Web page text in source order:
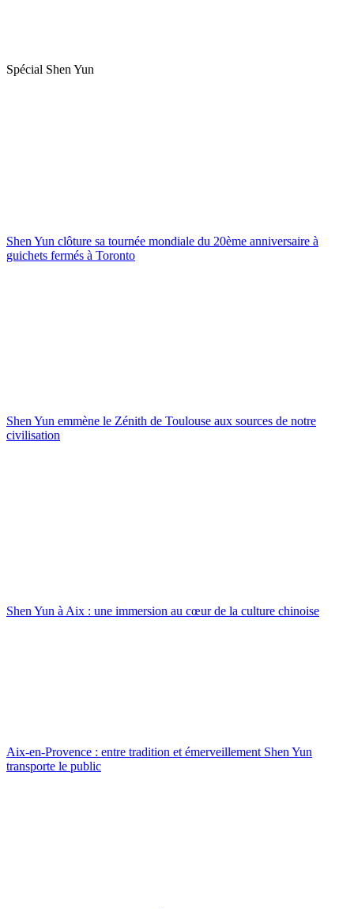
Spécial Shen Yun
Shen Yun clôture sa tournée mondiale du 20ème anniversaire à
guichets fermés à Toronto
Shen Yun emmène le Zénith de Toulouse aux sources de notre
civilisation
Shen Yun à Aix : une immersion au cœur de la culture chinoise
Aix-en-Provence : entre tradition et émerveillement Shen Yun
transporte le public